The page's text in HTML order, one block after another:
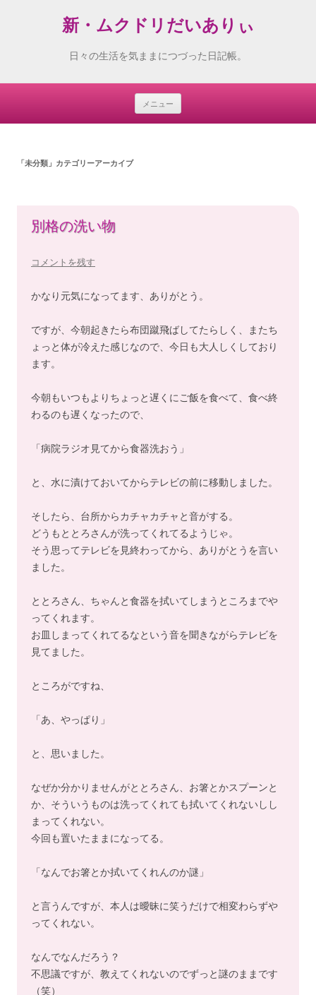
新・ムクドリだいありぃ
日々の生活を気ままにつづった日記帳。
メニュー
Skip
「未分類 」カテゴリーアーカイブ
別格の洗い物
コメントを残す
かなり元気になってます、ありがとう。
ですが、今朝起きたら布団蹴飛ばしてたらしく、またち
ょっと体が冷えた感じなので、今日も大人しくしており
ます。
今朝もいつもよりちょっと遅くにご飯を食べて、食べ終
わるのも遅くなったので、
「病院ラジオ見てから食器洗おう」
と、水に漬けておいてからテレビの前に移動しました。
そしたら、台所からカチャカチャと音がする。
どうもととろさんが洗ってくれてるようじゃ。
そう思ってテレビを見終わってから、ありがとうを言い
ました。
ととろさん、ちゃんと食器を拭いてしまうところまでや
ってくれます。
お皿しまってくれてるなという音を聞きながらテレビを
見てました。
ところがですね、
「あ、やっぱり」
と、思いました。
なぜか分かりませんがととろさん、お箸とかスプーンと
か、そういうものは洗ってくれても拭いてくれないしし
まってくれない。
今回も置いたままになってる。
「なんでお箸とか拭いてくれんのか謎」
と言うんですが、本人は曖昧に笑うだけで相変わらずや
ってくれない。
なんでなんだろう？
不思議ですが、教えてくれないのでずっと謎のままです
（笑）